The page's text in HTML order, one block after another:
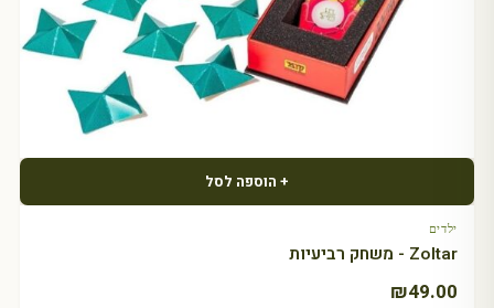
+ הוספה לסל
ילדים
Zoltar - משחק רביעיות
₪49.00